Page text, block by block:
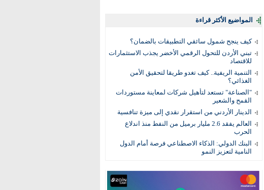
المواضيع الأكثر قراءة
كيف ينجح شمول سائقي التطبيقات بالضمان؟
تبني الأردن للتحول الرقمي الأخضر يجذب الاستثمارات
للاقتصاد
التنمية الريفية.. كيف تغدو طريقا لتحقيق الأمن
الغذائي؟
"الصناعة" تستعد لتأهيل شركات لمعاينة مستوردات
القمح والشعير
الدينار الأردني من استقرار نقدي إلى ميزة تنافسية
العالم يفقد 2.6 مليار برميل من النفط منذ اندلاع
الحرب
البنك الدولي: الذكاء الاصطناعي فرصة أمام الدول
النامية لتعزيز النمو